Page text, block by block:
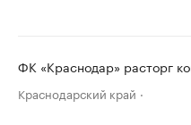
ФК «Краснодар» расторг
Краснодарский край